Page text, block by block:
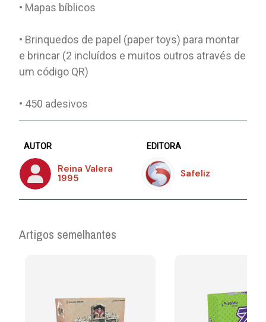
• Mapas bíblicos
• Brinquedos de papel (paper toys) para montar
e brincar (2 incluídos e muitos outros através de
um código QR)
• 450 adesivos
AUTOR
Reina Valera
1995
EDITORA
Safeliz
Artigos semelhantes